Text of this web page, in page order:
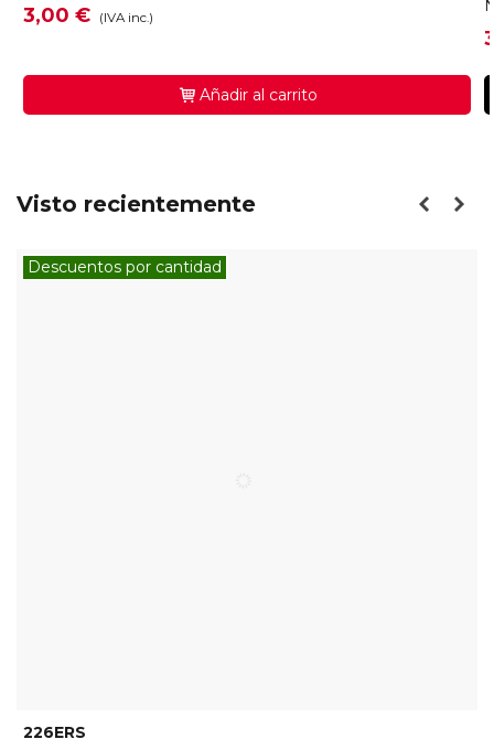
3,00 € (IVA inc.)
Añadir al carrito
Visto recientemente
Descuentos por cantidad
226ERS